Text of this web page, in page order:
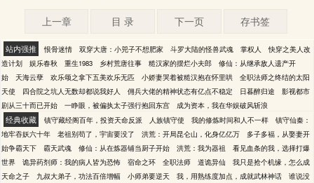
上一章 目 录 下一页 存书签
站内强推 恨骨迷情 双穿大唐：小兕子不想肥家 斗罗大陆的怪兽武魂 掌权人
快穿之美人改
造计划
娱乐春秋 重生1983 乡村荒唐往事 糙汉家的摆烂小夫郎
修仙：从继承敌人遗产开
始
天海云孽 欢乐颂之拿下五美欢乐无匹 小娇妻哭着被糙汉抱在怀里哄
全职法师之终结的太阳
天使
四合院之坑人无数却都说我好人 佣兵大佬的精神状态有亿点不稳定 日暮醉归途
影视都市
剧从三十而已开始
一睁眼，被偏执太子强行抱回东宫 成为资本，我在华娱破风斩浪
经典收藏 镇守藏经阁百年，投资天命反派 人族镇守使 我的修炼时间和人不一样
镇守仙秦：
地牢吞妖六十年
老祖别苟了，宇宙要没了 洪荒：开局昆仑山，化身亿亿万
多子多福，从娶妻开
始争霸天下
霸天武魂 修仙：从在炼器铺当厨子开始 洪荒：我为器祖
看见血条的我，选择打爆
世界
诡异药剂师：我的病人皆为恐怖 宿命之环 全职法师 道诡异仙
我只是抢个机缘，怎么成
天命之子
九叔大弟子，功法百倍增幅 小师弟要逆天 我，用熟练度加点，成就武林神话 谁说没